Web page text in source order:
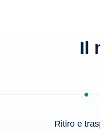
Il
Ritiro e